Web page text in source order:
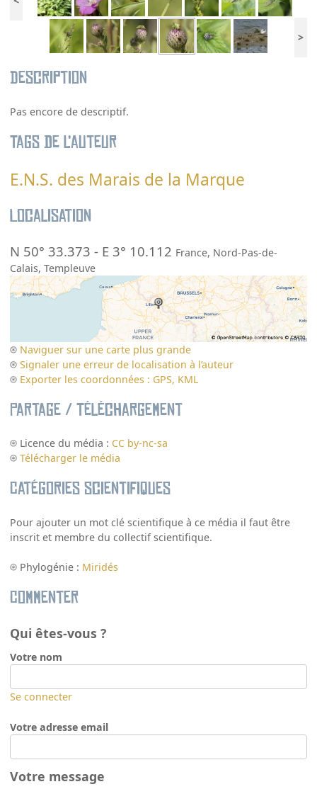
>
Description
Pas encore de descriptif.
Tags de l’auteur
E.N.S. des Marais de la Marque
Localisation
N 50° 33.373 - E 3° 10.112 France, Nord-Pas-de-
Calais,Templeuve
Naviguer sur une carte plus grande
Signaler une erreur de localisation à l’auteur
Exporter les coordonnées : GPS, KML
Partage / Téléchargement
Licence du média : CC by-nc-sa
Télécharger le média
Catégories scientifiques
Pour ajouter un mot clé scientifique à ce média il faut être
inscrit et membre du collectif scientifique.
Phylogénie : Miridés
Commenter
Qui êtes-vous ?
Votre nom
Se connecter
Votre adresse email
Votre message